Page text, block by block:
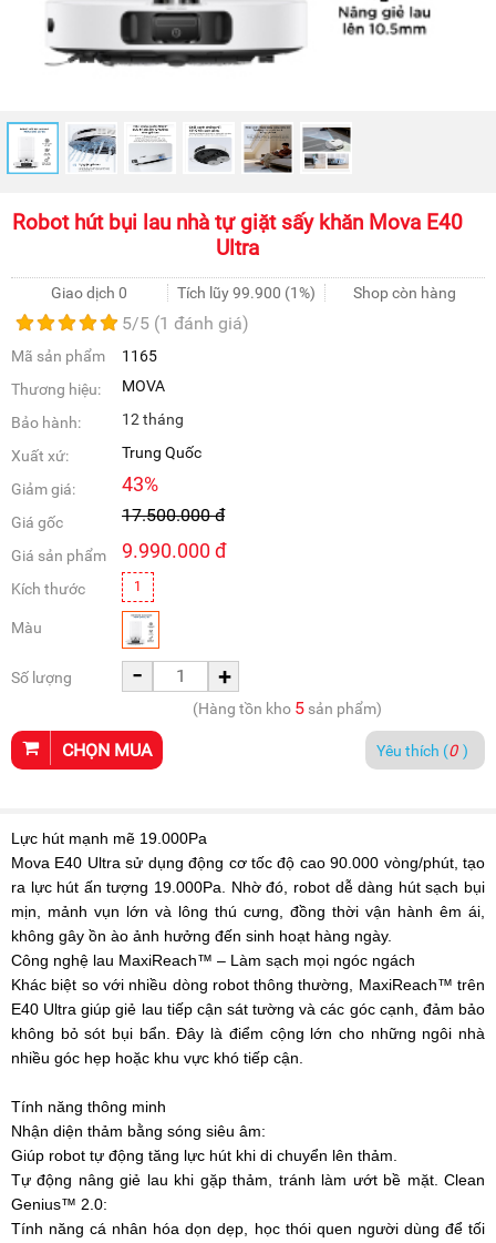
Robot hút bụi lau nhà tự giặt sấy khăn Mova E40
Ultra
Giao dịch 0 Tích lũy99.900 (1%) Shop còn hàng
5/5 (1 đánh giá)
Mã sản phẩm
1165
Thương hiệu:
MOVA
Bảo hành: 12 tháng
Xuất xứ: Trung Quốc
Giảm giá: 43%
Giá gốc 17.500.000 đ
Giá sản phẩm 9.990.000 đ
Kích thước 1
Màu
Số lượng - +
(Hàng tồn kho 5sản phẩm)
CHỌN MUA Yêu thích (0 )
Lực hút mạnh mẽ 19.000Pa
Mova E40 Ultra sử dụng động cơ tốc độ cao 90.000 vòng/phút, tạo
ra lực hút ấn tượng 19.000Pa. Nhờ đó, robot dễ dàng hút sạch bụi
mịn, mảnh vụn lớn và lông thú cưng, đồng thời vận hành êm ái,
không gây ồn ào ảnh hưởng đến sinh hoạt hàng ngày.
Công nghệ lau MaxiReach™ – Làm sạch mọi ngóc ngách
Khác biệt so với nhiều dòng robot thông thường, MaxiReach™ trên
E40 Ultra giúp giẻ lau tiếp cận sát tường và các góc cạnh, đảm bảo
không bỏ sót bụi bẩn. Đây là điểm cộng lớn cho những ngôi nhà
nhiều góc hẹp hoặc khu vực khó tiếp cận.
Tính năng thông minh
Nhận diện thảm bằng sóng siêu âm:
Giúp robot tự động tăng lực hút khi di chuyển lên thảm.
Tự động nâng giẻ lau khi gặp thảm, tránh làm ướt bề mặt. Clean
Genius™ 2.0:
Tính năng cá nhân hóa dọn dẹp, học thói quen người dùng để tối